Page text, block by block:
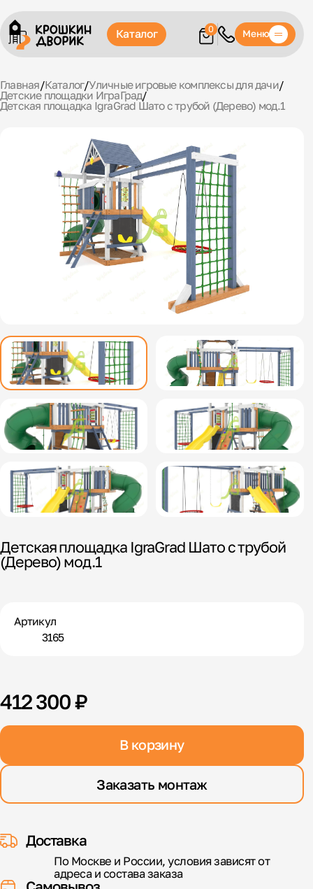
Каталог 0 Меню
Главная/Каталог/Уличные игровые комплексы для дачи/
Детские площадки ИграГрад/
Детская площадка IgraGrad Шато с трубой (Дерево) мод.1
Детская площадка IgraGrad Шато с трубой
(Дерево) мод.1
Артикул
3165
412 300 ₽
В корзину
Заказать монтаж
Доставка
По Москве и России, условия зависят от
адреса и состава заказа